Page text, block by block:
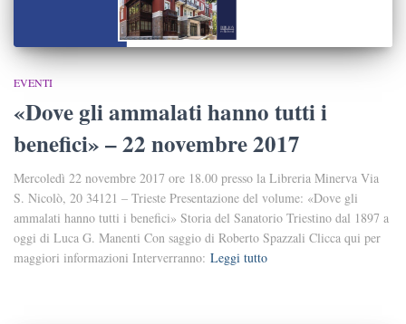
EVENTI
«Dove gli ammalati hanno tutti i
benefici» – 22 novembre 2017
Mercoledì 22 novembre 2017 ore 18.00 presso la Libreria Minerva Via
S. Nicolò, 20 34121 – Trieste Presentazione del volume: «Dove gli
ammalati hanno tutti i benefici» Storia del Sanatorio Triestino dal 1897 a
oggi di Luca G. Manenti Con saggio di Roberto Spazzali Clicca qui per
maggiori informazioni Interverranno: Leggi tutto